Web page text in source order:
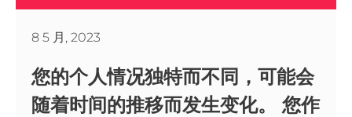
8 5 月, 2023
您的个人情况独特而不同，可能会
随着时间的推移而发生变化。 您作